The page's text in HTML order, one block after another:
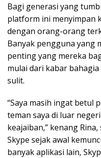
Bagi generasi yang
platform ini menyimpan
dengan orang-orang
Banyak pengguna yang
penting yang mereka
mulai dari kabar
sulit.
“Saya masih ingat betul
teman saya di luar
keajaiban,” kenang
Skype sejak awal
banyak aplikasi lain,